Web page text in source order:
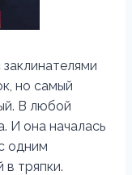
но самый
В любой
И она началась
одним
в тряпки.